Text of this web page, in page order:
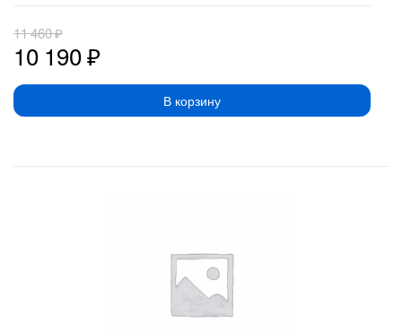
10 190₽
11 460₽
В корзину